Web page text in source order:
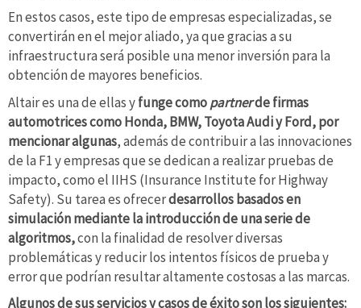
En estos casos, este tipo de empresas especializadas, se
convertirán en el mejor aliado, ya que gracias a su
infraestructura será posible una menor inversión para la
obtención de mayores beneficios.
Altair es una de ellas yfunge comopartnerde firmas
automotrices como Honda, BMW, Toyota Audi y Ford, por
mencionar algunas, además de contribuir a las innovaciones
de la F1 y empresas que se dedican a realizar pruebas de
impacto, como el IIHS (Insurance Institute for Highway
Safety). Su tarea es ofrecerdesarrollos basados en
simulación mediante la introducción de una serie de
algoritmos,con la finalidad de resolver diversas
problemáticas y reducir los intentos físicos de prueba y
error que podrían resultar altamente costosas a las marcas.
Algunos de sus servicios y casos de éxito son los siguientes: